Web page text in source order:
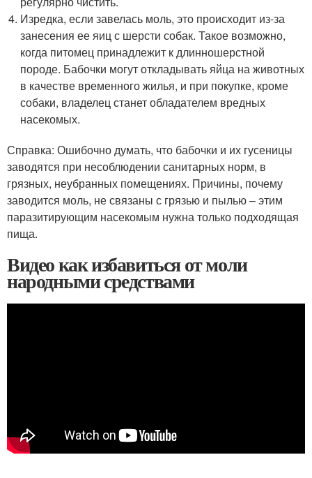
Изредка, если завелась моль, это происходит из-за
занесения ее яиц с шерсти собак. Такое возможно,
когда питомец принадлежит к длинношерстной
породе. Бабочки могут откладывать яйца на животных
в качестве временного жилья, и при покупке, кроме
собаки, владелец станет обладателем вредных
насекомых.
Справка: Ошибочно думать, что бабочки и их гусеницы
заводятся при несоблюдении санитарных норм, в
грязных, неубранных помещениях. Причины, почему
заводится моль, не связаны с грязью и пылью – этим
паразитирующим насекомым нужна только подходящая
пища.
Видео как избавиться от моли
народными средствами